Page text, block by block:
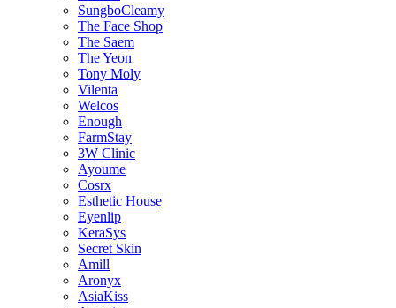
SungboCleamy
The Face Shop
The Saem
The Yeon
Tony Moly
Vilenta
Welcos
Enough
FarmStay
3W Clinic
Ayoume
Cosrx
Esthetic House
Eyenlip
KeraSys
Secret Skin
Amill
Aronyx
AsiaKiss